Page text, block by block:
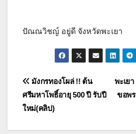
ปัณณวิชญ์ อยู่ดี จังหวัดพะเยา
แนะแนว
เรื่อง
พะเย
ขอพ
มังกรทองโผล่ !! ต้น
ศรีมหาโพธิ์อายุ 500 ปี รับปี
ใหม่(คลิป)